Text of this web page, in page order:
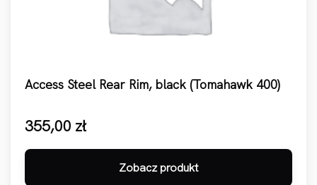
Access Steel Rear Rim, black (Tomahawk 400)
355,00 zł
Zobacz produkt